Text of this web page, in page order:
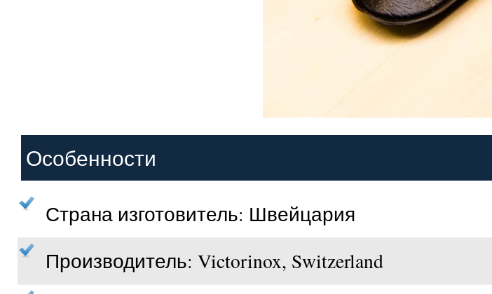
Особенности
Страна изготовитель: Швейцария
Производитель: Victorinox, Switzerland